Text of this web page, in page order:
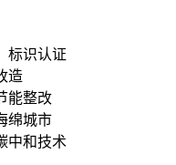
标识认证
造
能整改
绵城市
中和技术